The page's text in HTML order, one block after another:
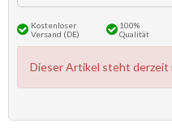
Kostenloser
Versand (DE)
100%
Qualität
Dieser Artikel steht derzeit